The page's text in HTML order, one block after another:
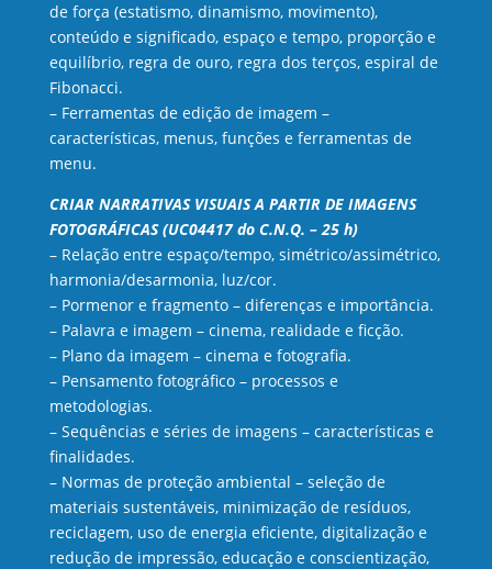
de força (estatismo, dinamismo, movimento),
conteúdo e significado, espaço e tempo, proporção e
equilíbrio, regra de ouro, regra dos terços, espiral de
Fibonacci.
– Ferramentas de edição de imagem –
características, menus, funções e ferramentas de
menu.
CRIAR NARRATIVAS VISUAIS A PARTIR DE IMAGENS
FOTOGRÁFICAS (UC04417 do C.N.Q. – 25 h)
– Relação entre espaço/tempo, simétrico/assimétrico,
harmonia/desarmonia, luz/cor.
– Pormenor e fragmento – diferenças e importância.
– Palavra e imagem – cinema, realidade e ficção.
– Plano da imagem – cinema e fotografia.
– Pensamento fotográfico – processos e
metodologias.
– Sequências e séries de imagens – características e
finalidades.
– Normas de proteção ambiental – seleção de
materiais sustentáveis, minimização de resíduos,
reciclagem, uso de energia eficiente, digitalização e
redução de impressão, educação e conscientização,